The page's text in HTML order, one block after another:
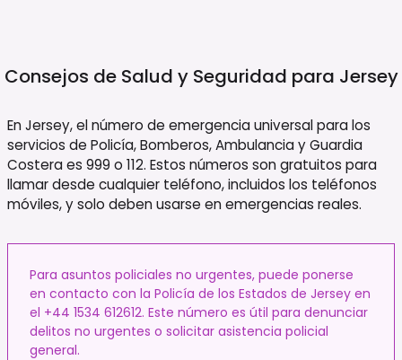
Consejos de Salud y Seguridad para Jersey
En Jersey, el número de emergencia universal para los
servicios de Policía, Bomberos, Ambulancia y Guardia
Costera es 999 o 112. Estos números son gratuitos para
llamar desde cualquier teléfono, incluidos los teléfonos
móviles, y solo deben usarse en emergencias reales.
Para asuntos policiales no urgentes, puede ponerse
en contacto con la Policía de los Estados de Jersey en
el +44 1534 612612. Este número es útil para denunciar
delitos no urgentes o solicitar asistencia policial
general.